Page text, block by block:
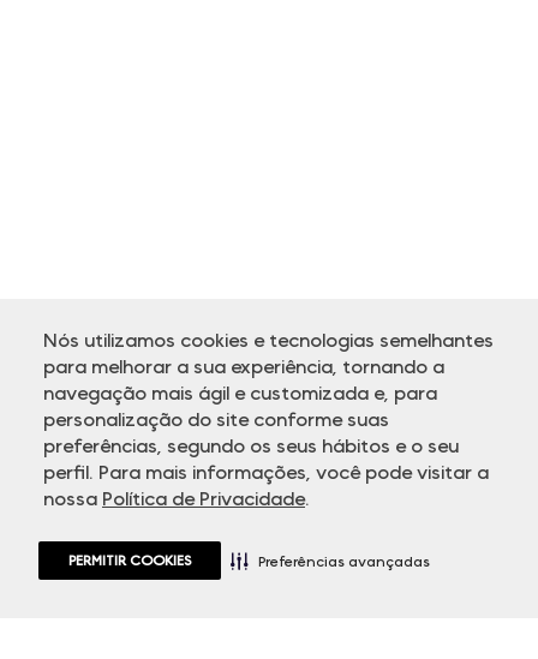
Nós utilizamos cookies e tecnologias semelhantes
para melhorar a sua experiência, tornando a
navegação mais ágil e customizada e, para
personalização do site conforme suas
preferências, segundo os seus hábitos e o seu
perfil. Para mais informações, você pode visitar a
nossa Política de Privacidade.
PERMITIR COOKIES Preferências avançadas